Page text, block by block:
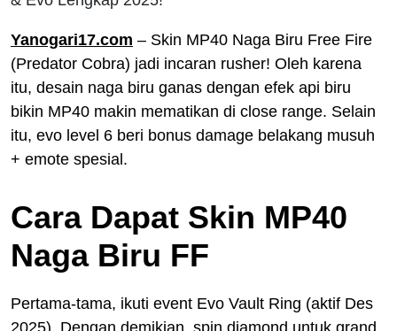
Yanogari17.com – Skin MP40 Naga Biru Free Fire
(Predator Cobra) jadi incaran rusher! Oleh karena
itu, desain naga biru ganas dengan efek api biru
bikin MP40 makin mematikan di close range. Selain
itu, evo level 6 beri bonus damage belakang musuh
+ emote spesial.
Cara Dapat Skin MP40
Naga Biru FF
Pertama-tama, ikuti event Evo Vault Ring (aktif Des
2025). Dengan demikian, spin diamond untuk grand